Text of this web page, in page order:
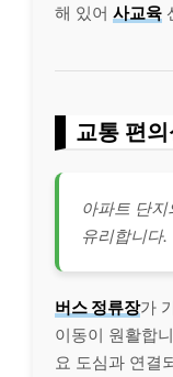
해 있어 사교육
교통 편의
아파트 단
유리합니다.
버스 정류장가
이동이 원활합
요 도심과 연결